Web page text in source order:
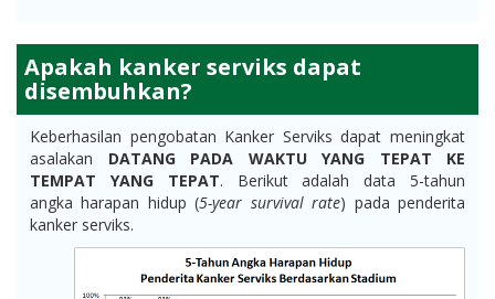
Apakah kanker serviks dapat
disembuhkan?
Keberhasilan pengobatan Kanker Serviks dapat meningkat
asalakan DATANG PADA WAKTU YANG TEPAT KE
TEMPAT YANG TEPAT. Berikut adalah data 5-tahun
angka harapan hidup (5-year survival rate) pada penderita
kanker serviks.